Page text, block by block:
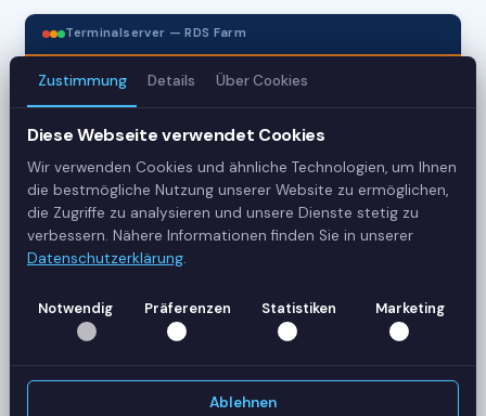
Terminalserver — RDS Farm
Server
42
Sessions
Status
Zustimmung Details Über Cookies
Diese Webseite verwendet Cookies
Wir verwenden Cookies und ähnliche Technologien, um Ihnen
die bestmögliche Nutzung unserer Website zu ermöglichen,
die Zugriffe zu analysieren und unsere Dienste stetig zu
verbessern. Nähere Informationen finden Sie in unserer
Datenschutzerklärung.
Notwendig Präferenzen Statistiken Marketing
Ablehnen